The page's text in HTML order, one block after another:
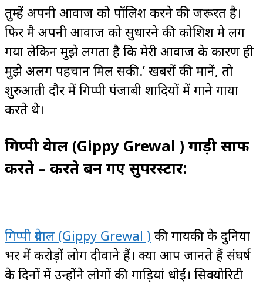
तुम्हें अपनी आवाज को पॉलिश करने की जरूरत है।
फिर मै अपनी आवाज को सुधारने की कोशिश मे लग
गया लेकिन मुझे लगता है कि मेरी आवाज के कारण ही
मुझे अलग पहचान मिल सकी.’ खबरों की मानें, तो
शुरुआती दौर में गिप्पी पंजाबी शादियों में गाने गाया
करते थे।
गिप्पी ग्रेवाल (Gippy Grewal ) गाड़ी साफ
करते – करते बन गए सुपरस्टार:
गिप्पी ग्रेवाल (Gippy Grewal ) की गायकी के दुनिया
भर में करोड़ों लोग दीवाने हैं। क्या आप जानते हैं संघर्ष
के दिनों में उन्होंने लोगों की गाड़ियां धोईं। सिक्योरिटी